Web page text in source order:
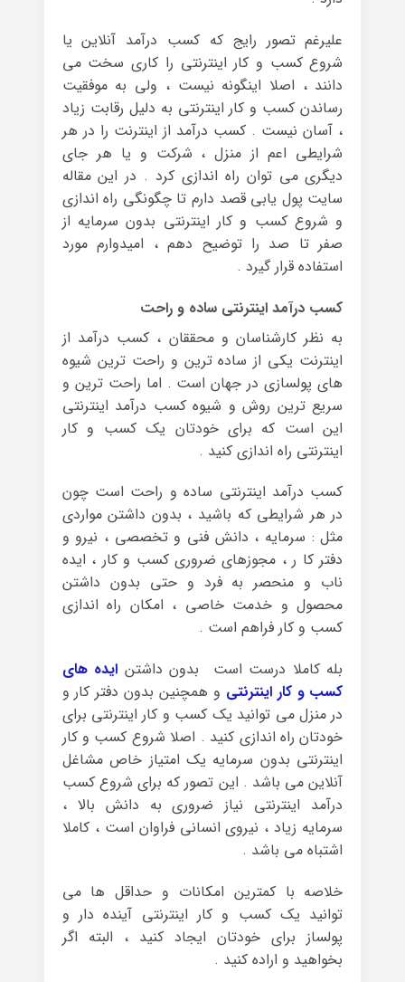
علیرغم تصور رایج که کسب درآمد آنلاین یا
شروع کسب و کار اینترنتی را کاری سخت می
دانند ، اصلا اینگونه نیست ، ولی به موفقیت
رساندن کسب و کار اینترنتی به دلیل رقابت زیاد
، آسان نیست . کسب درآمد از اینترنت را در هر
شرایطی اعم از منزل ، شرکت و یا هر جای
دیگری می توان راه اندازی کرد . در این مقاله
سایت پول یابی قصد دارم تا چگونگی راه اندازی
و شروع کسب و کار اینترنتی بدون سرمایه از
صفر تا صد را توضیح دهم ، امیدوارم مورد
استفاده قرار گیرد .
کسب درآمد اینترنتی ساده و راحت
به نظر کارشناسان و محققان ، کسب درآمد از
اینترنت یکی از ساده ترین و راحت ترین شیوه
های پولسازی در جهان است . اما راحت ترین و
سریع ترین روش و شیوه کسب درآمد اینترنتی
این است که برای خودتان یک کسب و کار
اینترنتی راه اندازی کنید .
کسب درآمد اینترنتی ساده و راحت است چون
در هر شرایطی که باشید ، بدون داشتن مواردی
مثل : سرمایه ، دانش فنی و تخصصی ، نیرو و
دفتر کا ر ، مجوزهای ضروری کسب و کار ، ایده
ناب و منحصر به فرد و حتی بدون داشتن
محصول و خدمت خاصی ، امکان راه اندازی
کسب و کار فراهم است .
بله کاملا درست است بدون داشتن ایده های
کسب و کار اینترنتی و همچنین بدون دفتر کار و
در منزل می توانید یک کسب و کار اینترنتی برای
خودتان راه اندازی کنید . اصلا شروع کسب و کار
اینترنتی بدون سرمایه یک امتیاز خاص مشاغل
آنلاین می باشد . این تصور که برای شروع کسب
درآمد اینترنتی نیاز ضروری به دانش بالا ،
سرمایه زیاد ، نیروی انسانی فراوان است ، کاملا
اشتباه می باشد .
خلاصه با کمترین امکانات و حداقل ها می
توانید یک کسب و کار اینترنتی آینده دار و
پولساز برای خودتان ایجاد کنید ، البته اگر
بخواهید و اراده کنید .